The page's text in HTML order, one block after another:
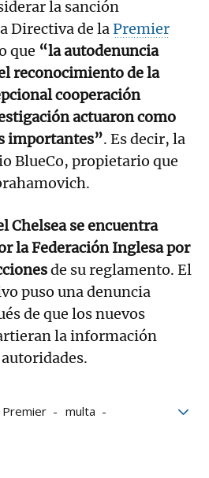
la sanción
Directiva de laPremier
que “la autodenuncia
reconocimiento de la
cooperación
actuaron como
importantes”. Es decir, la
BlueCo, propietario que
Chelsea se encuentra
la Federación Inglesa por
de su reglamento. El
puso una denuncia
de que los nuevos
la información
Premier
multa